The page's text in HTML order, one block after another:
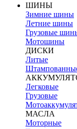
ШИНЫ
Зимние шины
Летние шины
Грузовые
Мотошины
ДИСКИ
Литые
Легковые
Грузовые
МАСЛА
Моторные